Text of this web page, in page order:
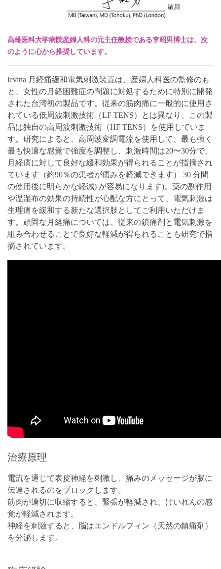
高雄医科大学病院産婦人科の元主任教授である李昭男博士は、次
のように心から推奨しています。
levina 月経痛緩和電気刺激装置は、産婦人科医の監修のも
と、女性の月経困難症の問題に対処するために特別に開発
された台湾初の製品です。従来の筋肉痛に一般的に使用さ
れている低周波刺激技術（LF TENS）とは異なり、この製
品は独自の高周波刺激技術（HF TENS）を使用していま
す。研究によると、高周波変調電流を使用して、最も強く
最も快適な感覚で強度を調整し、刺激時間は20〜30分で、
月経痛に対して良好な緩和効果が得られることが指摘され
ています（約90％の患者が痛みを軽減できます） 30 分間
の使用後に明らかな軽減) が容易になります)。薬の副作用
や温湿布の効果の持続性が心配な方にとって、電気刺激は
生理痛を緩和する新たな選択肢としてご利用いただけま
す。頑固な月経痛については、従来の鎮痛剤と電気刺激を
組み合わせることで良好な軽減が得られることも研究で指
摘されています。
治療原理
電流を通じて表皮神経を刺激し、痛みのメッセージが脳に
伝達されるのをブロックします。
筋肉が適切に収縮すると、緊張が軽減され、けいれんの感
覚が軽減されます。
神経を刺激すると、脳はエンドルフィン（天然の鎮痛剤）
を分泌します。